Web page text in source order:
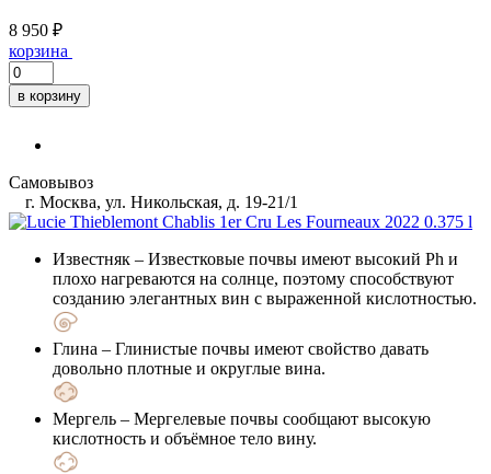
8 950 ₽
корзина
в корзину
Самовывоз
г. Москва, ул. Никольская, д. 19-21/1
Известняк – Известковые почвы имеют высокий Ph и
плохо нагреваются на солнце, поэтому способствуют
созданию элегантных вин с выраженной кислотностью.
Глина – Глинистые почвы имеют свойство давать
довольно плотные и округлые вина.
Мергель – Мергелевые почвы сообщают высокую
кислотность и объёмное тело вину.